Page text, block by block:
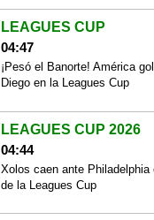
LEAGUES CUP
04:47
¡Pesó el Banorte! América
Diego en la Leagues Cup
LEAGUES CUP 2026
04:44
Xolos caen ante Philadelphia
de la Leagues Cup